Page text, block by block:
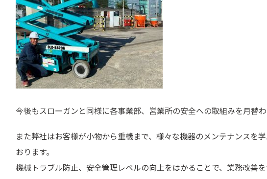
今後もスローガンと同様に各事業部、営業所の安全への取組みを月替
また弊社はお客様が小物から重機まで、様々な機器のメンテナンスを
おります。
機械トラブル防止、安全管理レベルの向上をはかることで、業務改善